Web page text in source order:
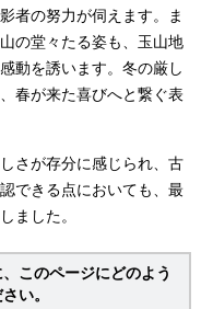
者の努力が伺えます。ま
の堂々たる姿も、玉山地
動を誘います。冬の厳し
春が来た喜びへと繋ぐ表
さが存分に感じられ、古
できる点においても、最
ました。
このページにどのよう
い。